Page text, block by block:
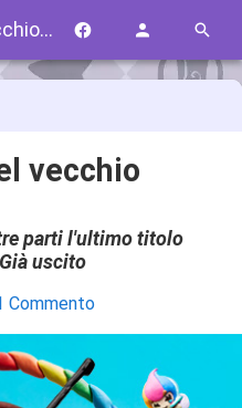
Kirby in arrivo nel vecchio continente
vecchio
parti l'ultimo titolo
uscito
Commento